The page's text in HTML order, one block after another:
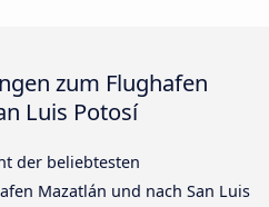
zum Flughafen
Luis Potosí
der beliebtesten
Mazatlán und nach San Luis